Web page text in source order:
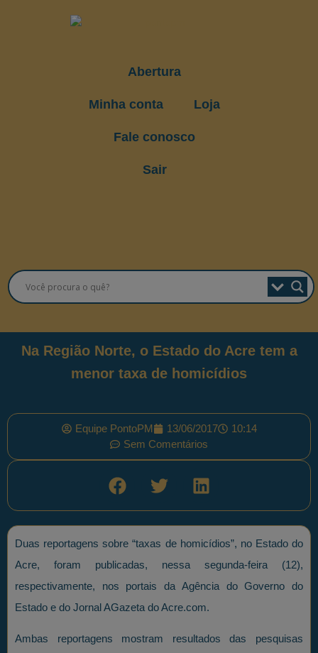
Abertura
Minha conta Loja
Fale conosco
Sair
Na Região Norte, o Estado do Acre tem a
menor taxa de homicídios
Equipe PontoPM 13/06/2017
10:14
Sem Comentários
Duas reportagens sobre “taxas de homicídios”, no Estado do
Acre, foram publicadas, nessa segunda-feira (12),
respectivamente, nos portais da Agência do Governo do
Estado e do Jornal AGazeta do Acre.com.
Ambas reportagens mostram resultados das pesquisas